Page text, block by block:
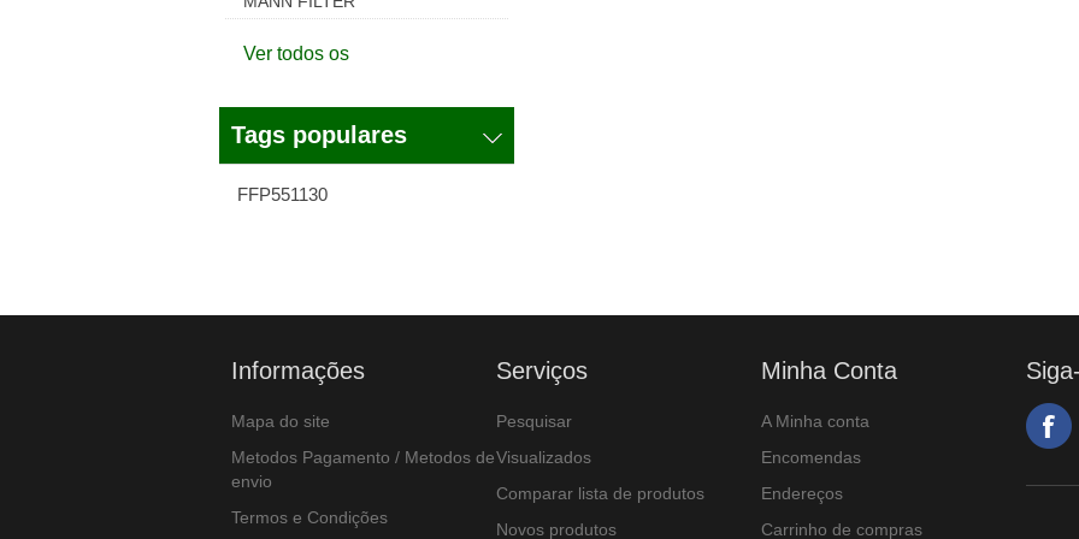
Ver todos os
Tags populares
FFP551130
Informações
Mapa do site
Metodos Pagamento / Metodos de
envio
Termos e Condições
Serviços
Pesquisar
Visualizados
Comparar lista de produtos
Novos produtos
Minha Conta
A Minha conta
Encomendas
Endereços
Carrinho de compras